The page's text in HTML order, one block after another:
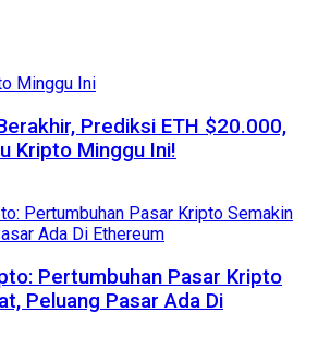
Prediksi ETH $20.000,
Kripto Minggu Ini!
Pertumbuhan Pasar Kripto
Peluang Pasar Ada Di